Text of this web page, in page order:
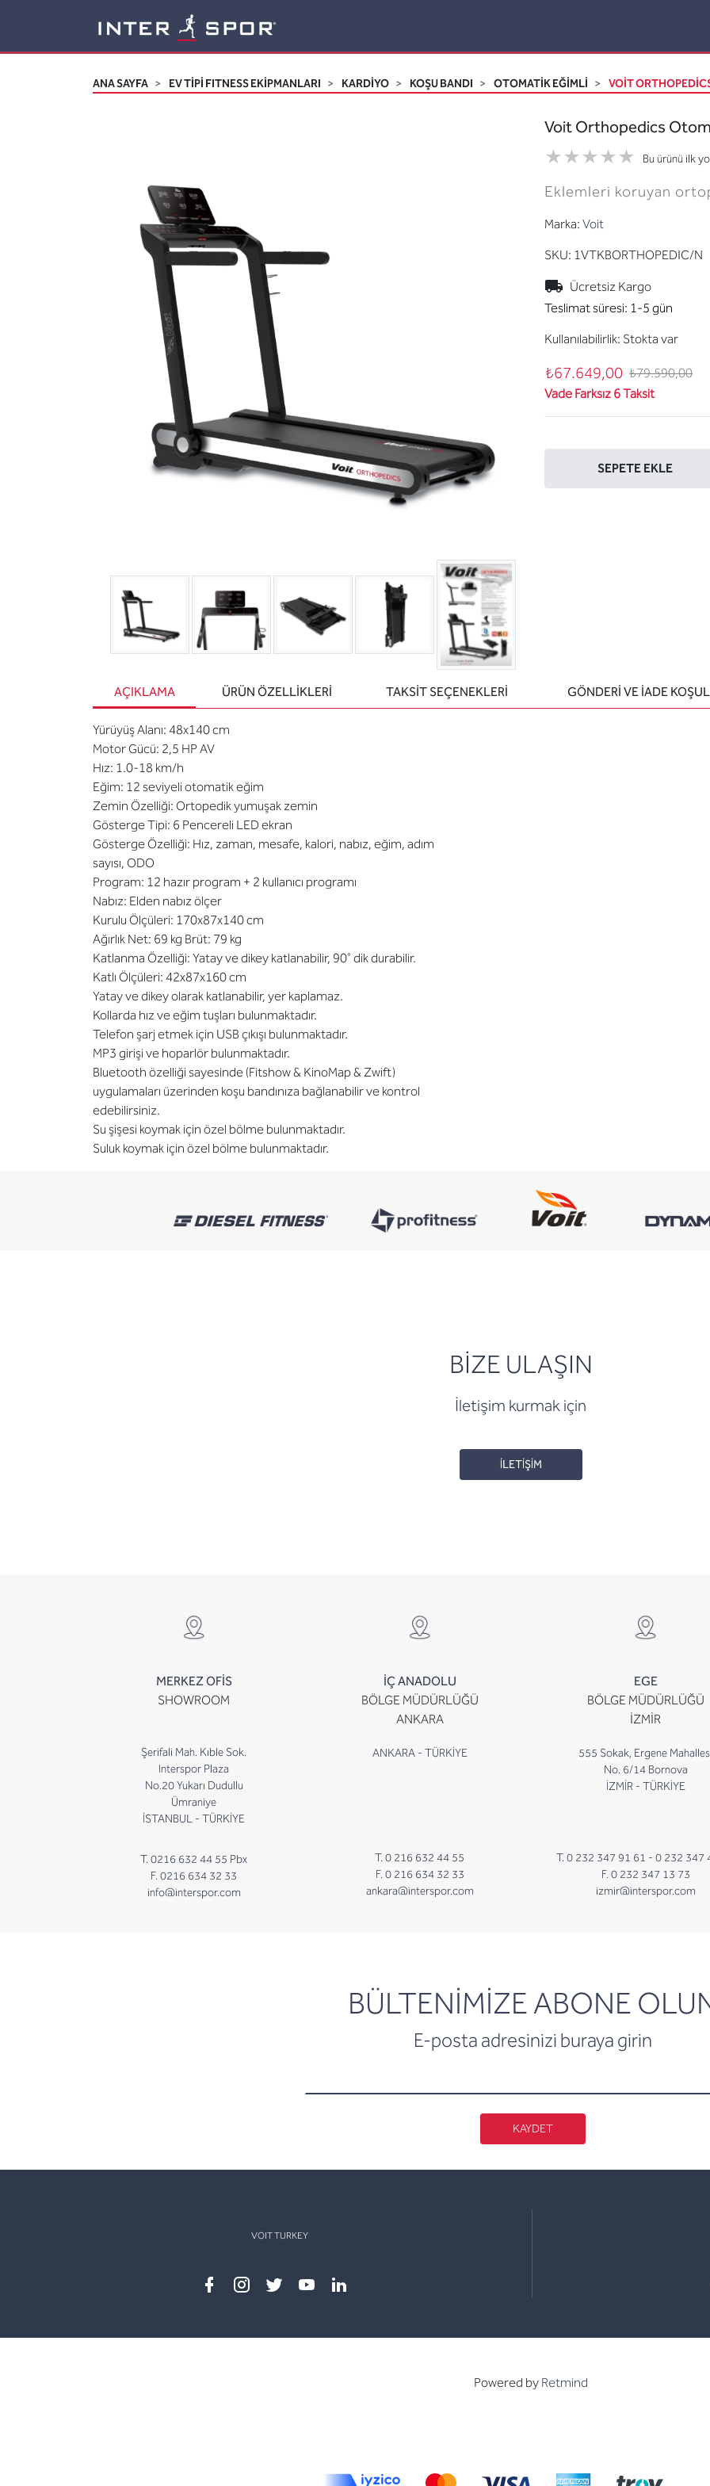
ANA SAYFA EV TİPİ FITNESS EKİPMANLARI KARDİYO KOŞU BANDI OTOMATIK EĞIMLI VOIT
Voit Orthopedics
Bu ürünü ilk
Eklemleri koruyan
Marka: Voit
SKU: 1VTKBORTHOPEDIC/N
Ücretsiz Kargo
Teslimat süresi: 1-5 gün
Kullanılabilirlik: Stokta var
₺67.649,00 ₺79.590,00
Vade Farksız 6 Taksit
SEPETE EKLE
AÇIKLAMA ÜRÜN ÖZELLIKLERI TAKSİT SEÇENEKLERİ GÖNDERİ VE İADE
Yürüyüş Alanı: 48x140 cm
Motor Gücü: 2,5 HP AV
Hız: 1.0-18 km/h
Eğim: 12 seviyeli otomatik eğim
Zemin Özelliği: Ortopedik yumuşak zemin
Gösterge Tipi: 6 Pencereli LED ekran
Gösterge Özelliği: Hız, zaman, mesafe, kalori, nabız, eğim, adım
sayısı, ODO
Program: 12 hazır program + 2 kullanıcı programı
Nabız: Elden nabız ölçer
Kurulu Ölçüleri: 170x87x140 cm
Ağırlık Net: 69 kg Brüt: 79 kg
Katlanma Özelliği: Yatay ve dikey katlanabilir, 90˚ dik durabilir.
Katlı Ölçüleri: 42x87x160 cm
Yatay ve dikey olarak katlanabilir, yer kaplamaz.
Kollarda hız ve eğim tuşları bulunmaktadır.
Telefon şarj etmek için USB çıkışı bulunmaktadır.
MP3 girişi ve hoparlör bulunmaktadır.
Bluetooth özelliği sayesinde (Fitshow & KinoMap & Zwift)
uygulamaları üzerinden koşu bandınıza bağlanabilir ve kontrol
edebilirsiniz.
Su şişesi koymak için özel bölme bulunmaktadır.
Suluk koymak için özel bölme bulunmaktadır.
BİZE ULAŞIN
İletişim kurmak için
İLETİŞİM
MERKEZ OFİS
SHOWROOM
Şerifali Mah. Kıble Sok.
Interspor Plaza
No.20 Yukarı Dudullu
Ümraniye
İSTANBUL - TÜRKİYE
T. 0216 632 44 55 Pbx
F. 0216 634 32 33
info@interspor.com
İÇ ANADOLU
BÖLGE MÜDÜRLÜĞÜ
ANKARA
ANKARA - TÜRKİYE
T. 0 216 632 44 55
F. 0 216 634 32 33
ankara@interspor.com
EGE
BÖLGE MÜDÜRLÜĞÜ
İZMİR
555 Sokak, Ergene
No. 6/14 Bornova
İZMİR - TÜRKİYE
T. 0 232 347 91 61 - 0 232 347
F. 0 232 347 13 73
izmir@interspor.com
BÜLTENİMİZE ABONE
E-posta adresinizi buraya girin
newsletter
KAYDET
VOIT TURKEY
Powered by Retmind